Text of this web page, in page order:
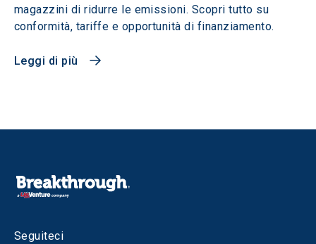
magazzini di ridurre le emissioni. Scopri tutto su
conformità, tariffe e opportunità di finanziamento.
Leggi di più
Seguiteci